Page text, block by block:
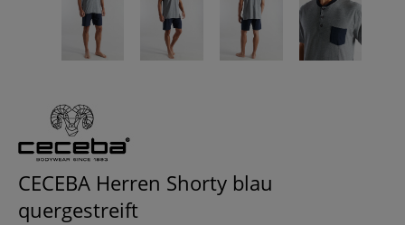
CECEBA Herren Shorty blau
quergestreift